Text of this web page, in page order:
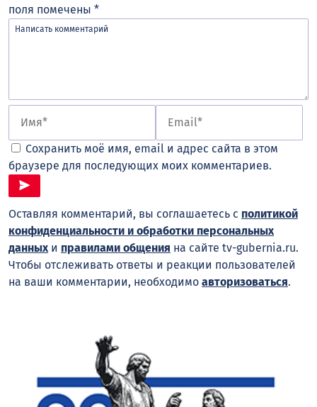
поля помечены *
Сохранить моё имя, email и адрес сайта в этом
браузере для последующих моих комментариев.
Оставляя комментарий, вы соглашаетесь с политикой
конфиденциальности и обработки персональных
данныхи правилами общения на сайте tv-gubernia.ru.
Чтобы отслеживать ответы и реакции пользователей
на ваши комментарии, необходимо авторизоваться.